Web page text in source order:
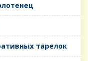
тарелок